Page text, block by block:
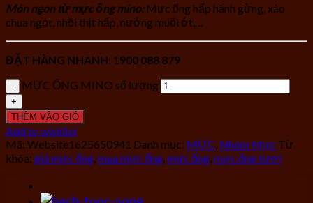
Món ngon từ mực ống mino:Mực ống hấp hành gừng, xào
chua ngọt, nhồi thịt hấp, nướng muối ớt,…
ĐẶT HÀNG NHANH: 1900 088 879
MỰC ỐNG MINO số lượng
THÊM VÀO GIỎ
Add to wishlist
Mã: Website1625650941 Danh mục: MỰC Nhóm Mực Từ
khóa: giá mực ống mua mực ống mực ống mực ống tươi